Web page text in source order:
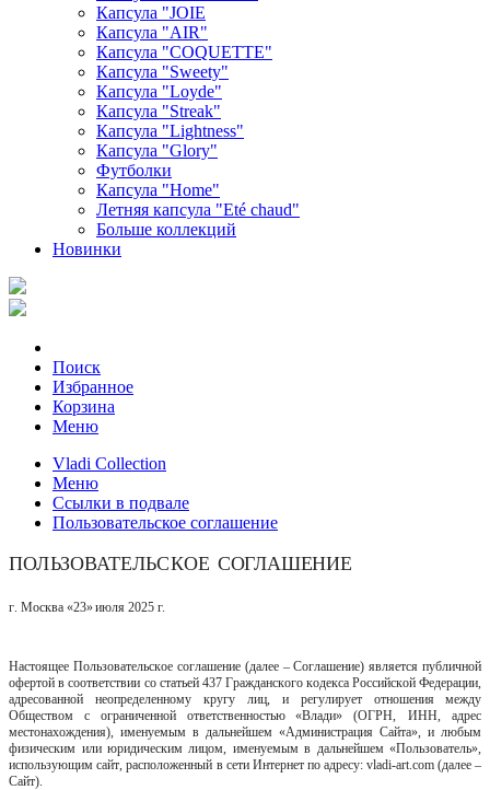
Капсула "JOIE
Капсула "AIR"
Капсула "COQUETTE"
Капсула "Sweety"
Капсула "Loyde"
Капсула "Streak"
Капсула "Lightness"
Капсула "Glory"
Футболки
Капсула "Home"
Летняя капсула "Еté chaud"
Больше коллекций
Новинки
Поиск
Избранное
Корзина
Меню
Vladi Collection
Меню
Ссылки в подвале
Пользовательское соглашение
ПОЛЬЗОВАТЕЛЬСКОЕ СОГЛАШЕНИЕ
г. Москва «23»июля 2025 г.
Настоящее Пользовательское соглашение (далее ‒ Соглашение) является публичной
офертой в соответствии со статьей 437 Гражданского кодекса Российской Федерации,
адресованной
неопределенному кругу лиц, и регулирует отношения
между
Обществом
с ограниченной ответственностью «Влади»
(ОГРН, ИНН, адрес
местонахождения), именуемым в дальнейшем «Администрация Сайта», и любым
физическим или юридическим лицом, именуемым в дальнейшем «Пользователь»,
использующим сайт, расположенный в сети Интернет по адресу: vladi-art.com (далее ‒
Сайт).